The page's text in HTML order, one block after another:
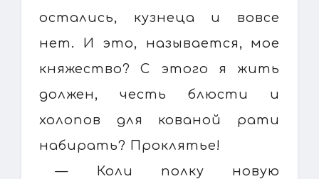
остались, кузнеца и вовсе
нет. И это, называется, мое
княжество? С этого я жить
должен, честь блюсти и
холопов для кованой рати
набирать? Проклятье!
— Коли полку новую